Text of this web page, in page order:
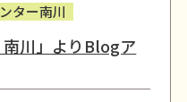
ター南川
南川」よりBlogア